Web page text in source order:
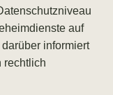
auf
informiert
rechtlich